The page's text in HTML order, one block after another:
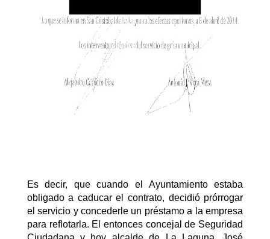
Es decir, que cuando el Ayuntamiento estaba
obligado a caducar el contrato, decidió prórrogar
el servicio y concederle un préstamo a la empresa
para reflotarla. El entonces concejal de Seguridad